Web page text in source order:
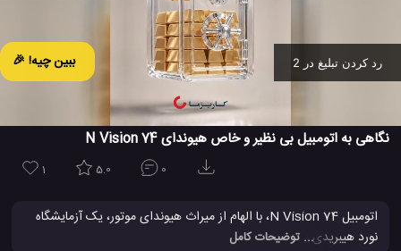
ببین چیه! 🎉 رد کردن تبلیغ در 2
نگاهی به اتومبیل بی نظیر و خاص هیوندای N Vision 74
1 5.0 0
اتومبیل N Vision 74، با الهام از میراث هیوندای موتور، یک آزمایشگاه
نورد هیبریدی پیل سوختی هیدروژنی با عملکرد بالا است که بر رهبری این
... توضیحات کامل